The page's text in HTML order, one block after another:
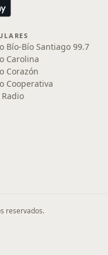
Bío-Bío Santiago 99.7
Carolina
Corazón
Cooperativa
reservados.